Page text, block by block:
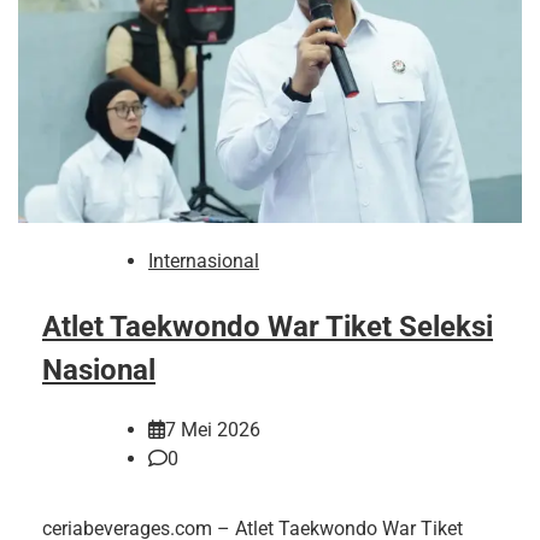
Internasional
Atlet Taekwondo War Tiket Seleksi
Nasional
7 Mei 2026
0
ceriabeverages.com – Atlet Taekwondo War Tiket